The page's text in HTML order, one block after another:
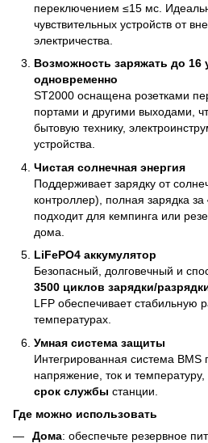
переключением ≤15 мс.
чувствительных устройств от
электричества.
Возможность заряжать до 16
одновременно
ST2000 оснащена розетками
портами и другими выходами,
бытовую технику,
устройства.
Чистая солнечная энергия
Поддерживает зарядку от
контроллер), полная зарядка за
подходит для кемпинга или
дома.
LiFePO4 аккумулятор
Безопасный, долговечный и
3500 циклов зарядки/
LFP обеспечивает стабильную
температурах.
Умная система защиты
Интегрированная система BMS
напряжение, ток и
срок службы станции.
Где можно использовать
Дома: обеспечьте резервное